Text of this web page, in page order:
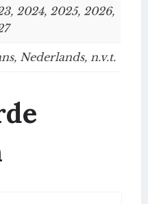
2024, 2025, 2026,
Nederlands, n.v.t.